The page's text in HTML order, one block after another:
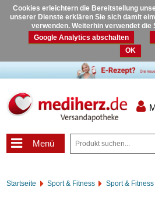
Cookies erleichtern die Bereitstellung
unserer Dienste erklären Sie sich damit
verwenden. Weiterhin verwendet die
Google Analytics abschalten
OK
Menü
Startseite Sport & Fitness Sport & Fitness